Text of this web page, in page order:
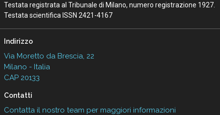
Testata registrata al Tribunale di Milano, numero registrazione 1927.
Testata scientifica ISSN 2421-4167
Indirizzo
Via Moretto da Brescia, 22
Milano - Italia
CAP 20133
Contatti
Contatta il nostro team per maggiori informazioni